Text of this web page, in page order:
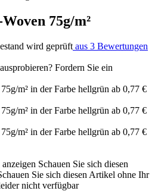
75g/m²
wird geprüft aus 3 Bewertungen
Fordern Sie ein
Schauen Sie sich diesen
Sie sich diesen Artikel ohne Ihr
nicht verfügbar